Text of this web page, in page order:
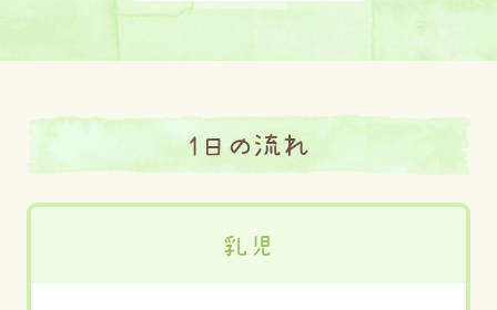
1日の流れ
乳児